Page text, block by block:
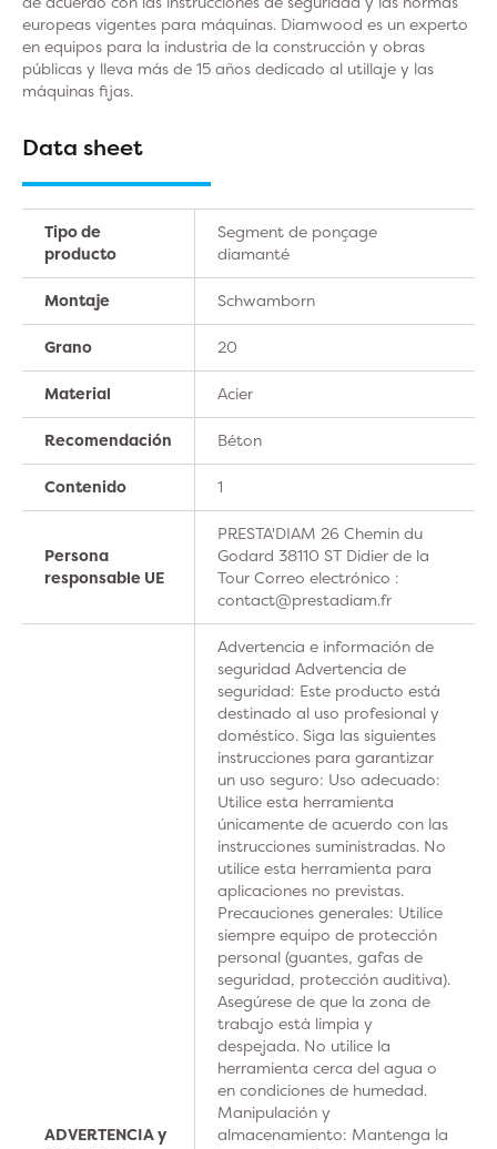
europeas vigentes para máquinas. Diamwood es un experto
en equipos para la industria de la construcción y obras
públicas y lleva más de 15 años dedicado al utillaje y las
máquinas fijas.
Data sheet
Tipo de
producto
Segment de ponçage
diamanté
Montaje Schwamborn
Grano 20
Material Acier
Recomendación Béton
Contenido 1
Persona
responsable UE
PRESTA'DIAM 26 Chemin du
Godard 38110 ST Didier de la
Tour Correo electrónico :
contact@prestadiam.fr
ADVERTENCIA y
Advertencia e información de
seguridad Advertencia de
seguridad: Este producto está
destinado al uso profesional y
doméstico. Siga las siguientes
instrucciones para garantizar
un uso seguro: Uso adecuado:
Utilice esta herramienta
únicamente de acuerdo con las
instrucciones suministradas. No
utilice esta herramienta para
aplicaciones no previstas.
Precauciones generales: Utilice
siempre equipo de protección
personal (guantes, gafas de
seguridad, protección auditiva).
Asegúrese de que la zona de
trabajo está limpia y
despejada. No utilice la
herramienta cerca del agua o
en condiciones de humedad.
Manipulación y
almacenamiento: Mantenga la